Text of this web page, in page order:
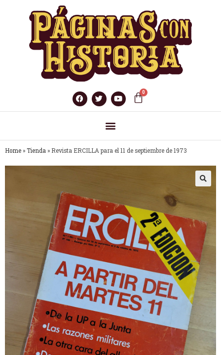
Home » Tienda » Revista ERCILLA para el 11 de septiembre de 1973